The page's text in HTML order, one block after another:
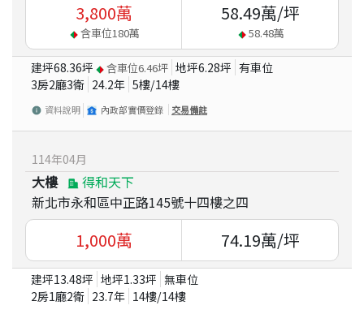
3,800萬
含車位180萬
58.49萬/坪
58.48萬
建坪68.36坪 含車位6.46坪 地坪6.28坪 有車位
3房2廳3衛 24.2年 5樓/14樓
資料說明 內政部實價登錄 交易備註
114年04月
大樓
得和天下
新北市永和區中正路145號十四樓之四
1,000萬 74.19萬/坪
建坪13.48坪 地坪1.33坪 無車位
2房1廳2衛 23.7年 14樓/14樓